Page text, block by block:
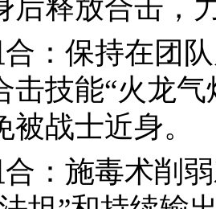
后释放合击，
：保持在团
击技能“火龙
被战士近身。
：施毒术削